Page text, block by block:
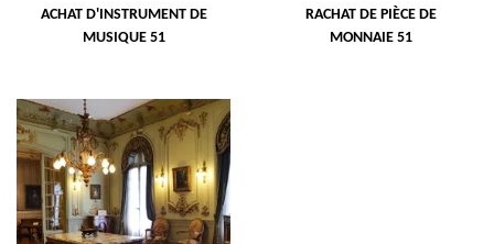
ACHAT D'INSTRUMENT DE
MUSIQUE 51
RACHAT DE PIÈCE DE
MONNAIE 51